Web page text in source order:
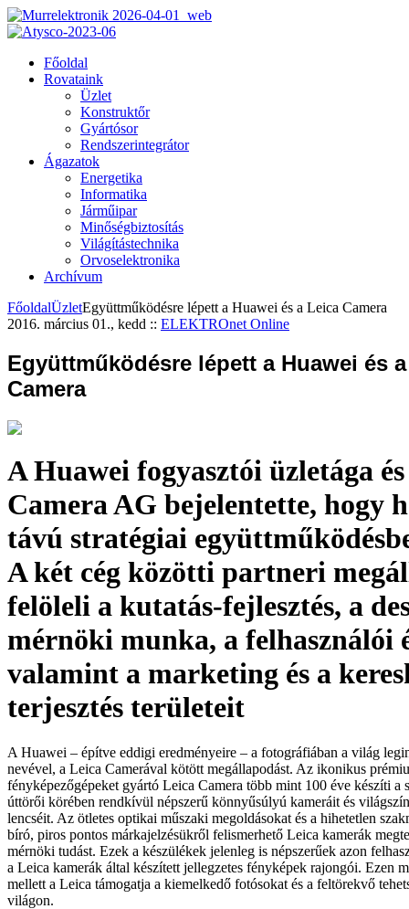
Főoldal
Rovataink
Üzlet
Konstruktőr
Gyártósor
Rendszerintegrátor
Ágazatok
Energetika
Informatika
Járműipar
Minőségbiztosítás
Világítástechnika
Orvoselektronika
Archívum
FőoldalÜzletEgyüttműködésre lépett a Huawei és a Leica Camera
2016. március 01., kedd :: ELEKTROnet Online
Együttműködésre lépett a Huawei és
Camera
A Huawei fogyasztói üzletága
Camera AG bejelentette, hogy
távú stratégiai
A két cég közötti partneri
felöleli a kutatás-fejlesztés, a
mérnöki munka, a felhasználói
valamint a marketing és a
terjesztés területeit
A Huawei – építve eddigi eredményeire – a fotográfiában a világ
nevével, a Leica Camerával kötött megállapodást. Az ikonikus
fényképezőgépeket gyártó Leica Camera több mint 100 éve készíti a
úttörői körében rendkívül népszerű könnyűsúlyú kameráit és
lencséit. Az ötletes optikai műszaki megoldásokat és a hihetetlen
bíró, piros pontos márkajelzésükről felismerhető Leica kamerák
mérnöki tudást. Ezek a készülékek jelenleg is népszerűek azon
a Leica kamerák által készített jellegzetes fényképek rajongói. Ezen
mellett a Leica támogatja a kiemelkedő fotósokat és a feltörekvő
világon.